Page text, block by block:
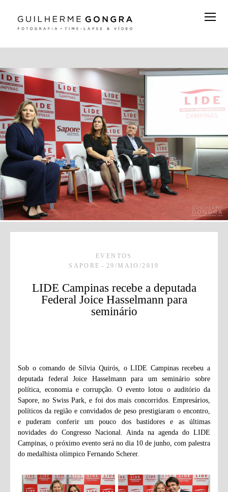
EVENTOS
SAPORE
29/MAIO/2019
LIDE Campinas recebe a deputada
Federal Joice Hasselmann para
seminário
Sob o comando de Sílvia Quirós, o LIDE Campinas recebeu a
deputada federal Joice Hasselmann para um seminário sobre
política, economia e corrupção. O evento lotou o auditório da
Sapore, no Swiss Park, e foi dos mais concorridos. Empresários,
políticos da região e convidados de peso prestigiaram o encontro,
e puderam conferir um pouco dos bastidores e as últimas
novidades do Congresso Nacional. Ainda na agenda do LIDE
Campinas, o próximo evento será no dia 10 de junho, com palestra
do medalhista olímpico Fernando Scherer.